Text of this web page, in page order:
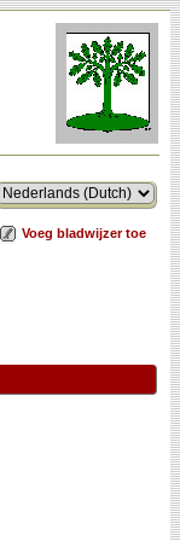
Voeg bladwijzer toe